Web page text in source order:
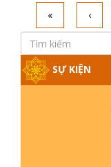
« ‹
SỰ KIỆN